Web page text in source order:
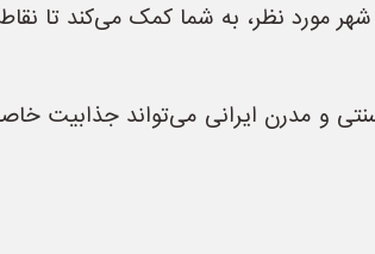
مورد نظر، به شما کمک می‌کند تا
و مدرن ایرانی می‌تواند جذابیت